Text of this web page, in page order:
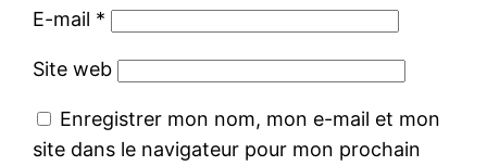
E-mail *
Site web
Enregistrer mon nom, mon e-mail et mon
site dans le navigateur pour mon prochain